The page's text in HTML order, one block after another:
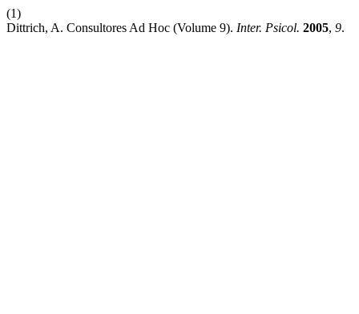
(1)
Dittrich, A. Consultores Ad Hoc (Volume 9). Inter. Psicol. 2005, 9.